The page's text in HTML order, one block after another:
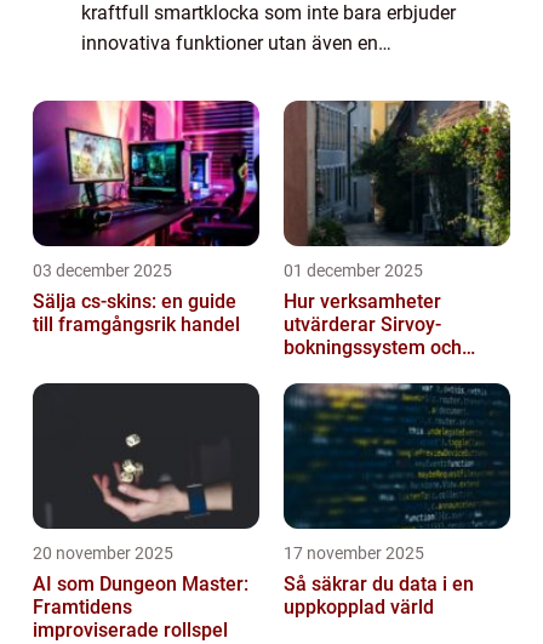
kraftfull smartklocka som inte bara erbjuder
innovativa funktioner utan även en
aspekter och användningsområden har
batteritid...
03 december 2025
Sälja cs-skins: en guide
till framgångsrik handel
01 december 2025
Hur verksamheter
utvärderar Sirvoy-
bokningssystem och
20 november 2025
AI som Dungeon Master:
Framtidens
improviserade rollspel
17 november 2025
Så säkrar du data i en
uppkopplad värld